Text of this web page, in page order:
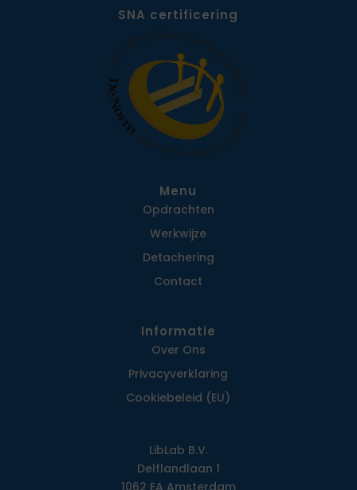
SNA certificering
Menu
Opdrachten
Werkwijze
Detachering
Contact
Informatie
Over Ons
Privacy­verklaring
Cookiebeleid (EU)
LibLab B.V.
Delflandlaan 1
1062 EA Amsterdam